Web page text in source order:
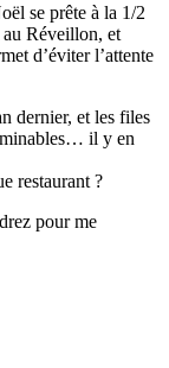
se prête à la 1/2
Réveillon, et
d’éviter l’attente
dernier, et les files
il y en
restaurant ?
pour me